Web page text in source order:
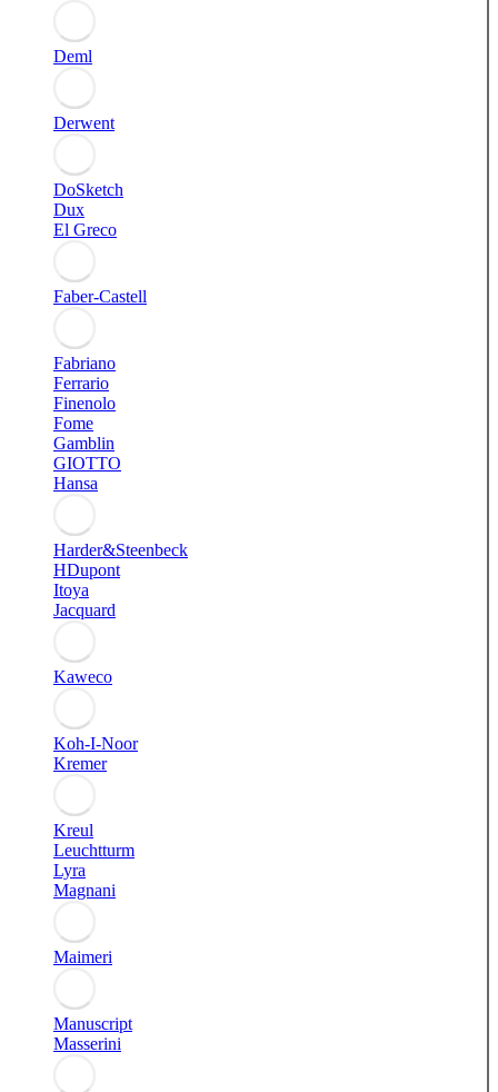
Deml
Derwent
DoSketch
Dux
El Greco
Faber-Castell
Fabriano
Ferrario
Finenolo
Fome
Gamblin
GIOTTO
Hansa
Harder&Steenbeck
HDupont
Itoya
Jacquard
Kaweco
Koh-I-Noor
Kremer
Kreul
Leuchtturm
Lyra
Magnani
Maimeri
Manuscript
Masserini